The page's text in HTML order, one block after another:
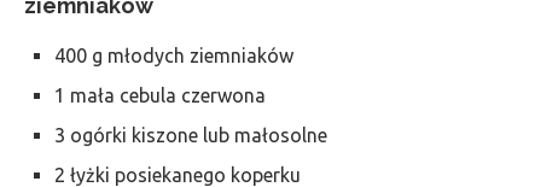
ziemniaków
400 g młodych ziemniaków
1 mała cebula czerwona
3 ogórki kiszone lub małosolne
2 łyżki posiekanego koperku